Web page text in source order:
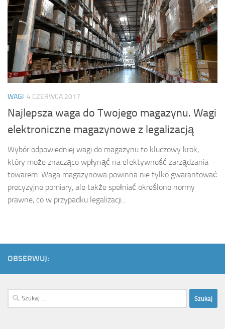
WAGI 4 CZERWCA 2017
Najlepsza waga do Twojego magazynu. Wagi
elektroniczne magazynowe z legalizacją
Wybór odpowiedniej wagi do magazynu to kluczowy krok,
który może znacząco wpłynąć na efektywność zarządzania
towarem. Waga magazynowa powinna nie tylko gwarantować
precyzyjne pomiary, ale także spełniać określone normy
prawne, co w przypadku legalizacji...
OBSERWUJ:
Szukaj: